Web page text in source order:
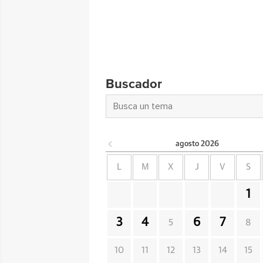
Buscador
agosto 2026
L M X J V S
1
3 4 5 6 7 8
10 11 12 13 14 15